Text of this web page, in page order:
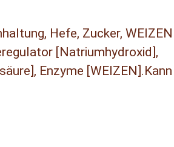
Hefe, Zucker,
[Natriumhydroxid],
Enzyme